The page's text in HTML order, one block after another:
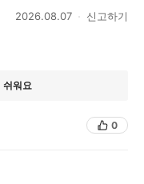
2026.08.07 신고하기
쉬워요
0